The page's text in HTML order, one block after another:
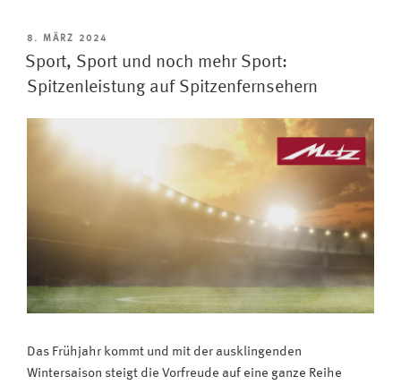
VERÖFFENTLICHT
AM
8. MÄRZ 2024
Sport, Sport und noch mehr Sport:
Spitzenleistung auf Spitzenfernsehern
Das Frühjahr kommt und mit der ausklingenden
Wintersaison steigt die Vorfreude auf eine ganze Reihe